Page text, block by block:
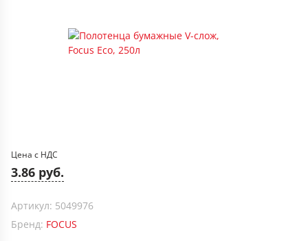
Цена с НДС
3.86 руб.
Артикул: 5049976
Бренд: FOCUS